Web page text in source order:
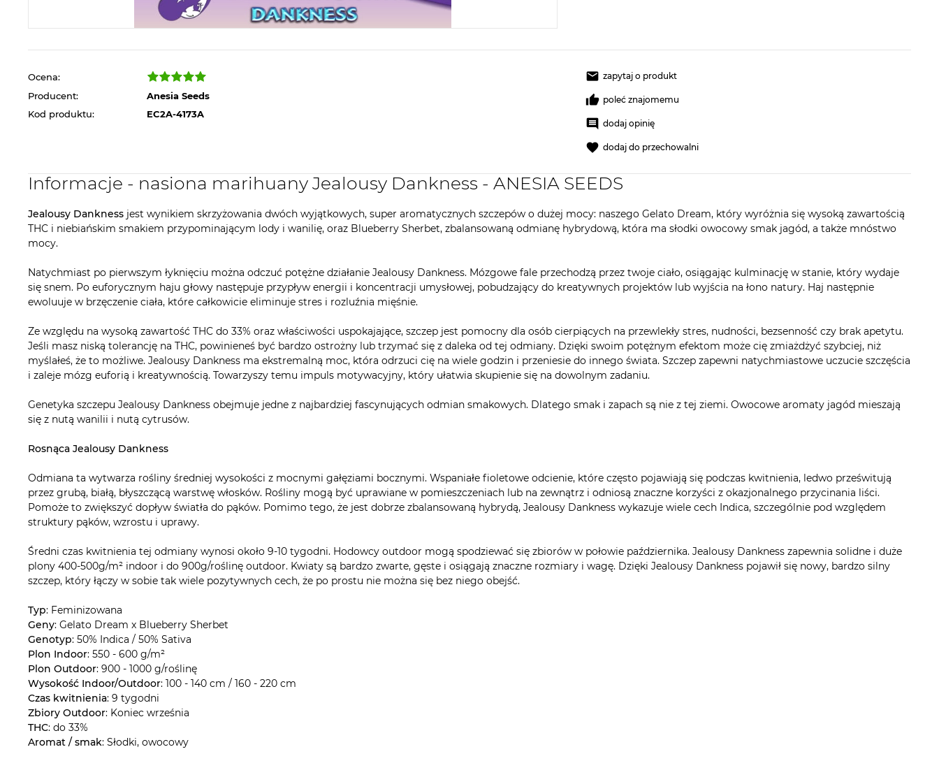
Ocena:
Producent:
Anesia Seeds
Kod produktu:
EC2A-4173A
zapytaj o produkt
poleć znajomemu
dodaj opinię
dodaj do przechowalni
Informacje - nasiona marihuany Jealousy Dankness - ANESIA SEEDS
Jealousy Dankness jest wynikiem skrzyżowania dwóch wyjątkowych, super aromatycznych szczepów o dużej mocy: naszego Gelato Dream, który wyróżnia się wysoką zawartością
THC i niebiańskim smakiem przypominającym lody i wanilię, oraz Blueberry Sherbet, zbalansowaną odmianę hybrydową, która ma słodki owocowy smak jagód, a także mnóstwo
mocy.
Natychmiast po pierwszym łyknięciu można odczuć potężne działanie Jealousy Dankness. Mózgowe fale przechodzą przez twoje ciało, osiągając kulminację w stanie, który wydaje
się snem. Po euforycznym haju głowy następuje przypływ energii i koncentracji umysłowej, pobudzający do kreatywnych projektów lub wyjścia na łono natury. Haj następnie
ewoluuje w brzęczenie ciała, które całkowicie eliminuje stres i rozluźnia mięśnie.
Ze względu na wysoką zawartość THC do 33% oraz właściwości uspokajające, szczep jest pomocny dla osób cierpiących na przewlekły stres, nudności, bezsenność czy brak apetytu.
Jeśli masz niską tolerancję na THC, powinieneś być bardzo ostrożny lub trzymać się z daleka od tej odmiany. Dzięki swoim potężnym efektom może cię zmiażdżyć szybciej, niż
myślałeś, że to możliwe. Jealousy Dankness ma ekstremalną moc, która odrzuci cię na wiele godzin i przeniesie do innego świata. Szczep zapewni natychmiastowe uczucie szczęścia
i zaleje mózg euforią i kreatywnością. Towarzyszy temu impuls motywacyjny, który ułatwia skupienie się na dowolnym zadaniu.
Genetyka szczepu Jealousy Dankness obejmuje jedne z najbardziej fascynujących odmian smakowych. Dlatego smak i zapach są nie z tej ziemi. Owocowe aromaty jagód mieszają
się z nutą wanilii i nutą cytrusów.
Rosnąca Jealousy Dankness
Odmiana ta wytwarza rośliny średniej wysokości z mocnymi gałęziami bocznymi. Wspaniałe fioletowe odcienie, które często pojawiają się podczas kwitnienia, ledwo prześwitują
przez grubą, białą, błyszczącą warstwę włosków. Rośliny mogą być uprawiane w pomieszczeniach lub na zewnątrz i odniosą znaczne korzyści z okazjonalnego przycinania liści.
Pomoże to zwiększyć dopływ światła do pąków. Pomimo tego, że jest dobrze zbalansowaną hybrydą, Jealousy Dankness wykazuje wiele cech Indica, szczególnie pod względem
struktury pąków, wzrostu i uprawy.
Średni czas kwitnienia tej odmiany wynosi około 9-10 tygodni. Hodowcy outdoor mogą spodziewać się zbiorów w połowie października. Jealousy Dankness zapewnia solidne i duże
plony 400-500g/m² indoor i do 900g/roślinę outdoor. Kwiaty są bardzo zwarte, gęste i osiągają znaczne rozmiary i wagę. Dzięki Jealousy Dankness pojawił się nowy, bardzo silny
szczep, który łączy w sobie tak wiele pozytywnych cech, że po prostu nie można się bez niego obejść.
Typ: Feminizowana
Geny: Gelato Dream x Blueberry Sherbet
Genotyp: 50% Indica / 50% Sativa
Plon Indoor: 550 - 600 g/m²
Plon Outdoor: 900 - 1000 g/roślinę
Wysokość Indoor/Outdoor: 100 - 140 cm / 160 - 220 cm
Czas kwitnienia: 9 tygodni
Zbiory Outdoor: Koniec września
THC: do 33%
Aromat / smak: Słodki, owocowy